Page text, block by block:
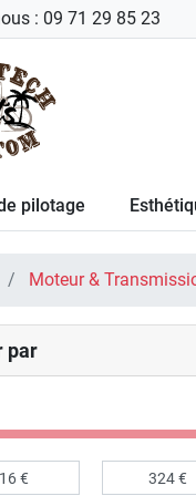
: 09 71 29 85 23
pilotage
Moteur &
par